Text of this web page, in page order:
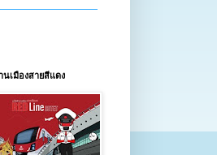
เมืองสายสีแดง